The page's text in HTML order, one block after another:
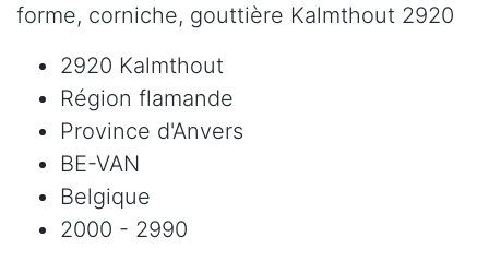
forme, corniche, gouttière Kalmthout 2920
2920 Kalmthout
Région flamande
Province d'Anvers
BE-VAN
Belgique
2000 - 2990